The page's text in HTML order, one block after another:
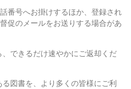
番号へお掛けするほか、登録され
促のメールをお送りする場合があ
できるだけ速やかにご返却くだ
図書を、より多くの皆様にご利